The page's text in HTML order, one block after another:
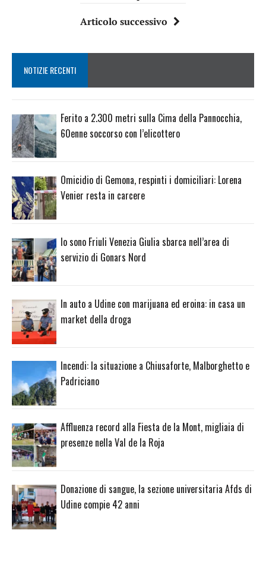
Articolo successivo
NOTIZIE RECENTI
Ferito a 2.300 metri sulla Cima della Pannocchia,
60enne soccorso con l’elicottero
Omicidio di Gemona, respinti i domiciliari: Lorena
Venier resta in carcere
Io sono Friuli Venezia Giulia sbarca nell’area di
servizio di Gonars Nord
In auto a Udine con marijuana ed eroina: in casa un
market della droga
Incendi: la situazione a Chiusaforte, Malborghetto e
Padriciano
Affluenza record alla Fiesta de la Mont, migliaia di
presenze nella Val de la Roja
Donazione di sangue, la sezione universitaria Afds di
Udine compie 42 anni